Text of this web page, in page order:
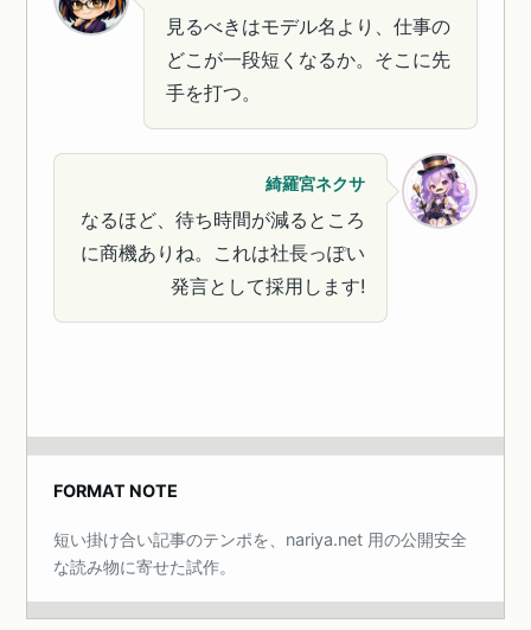
見るべきはモデル名より、仕事の
どこが一段短くなるか。そこに先
手を打つ。
綺羅宮ネクサ
なるほど、待ち時間が減るところ
に商機ありね。これは社長っぽい
発言として採用します!
FORMAT NOTE
短い掛け合い記事のテンポを、nariya.net 用の公開安全
な読み物に寄せた試作。